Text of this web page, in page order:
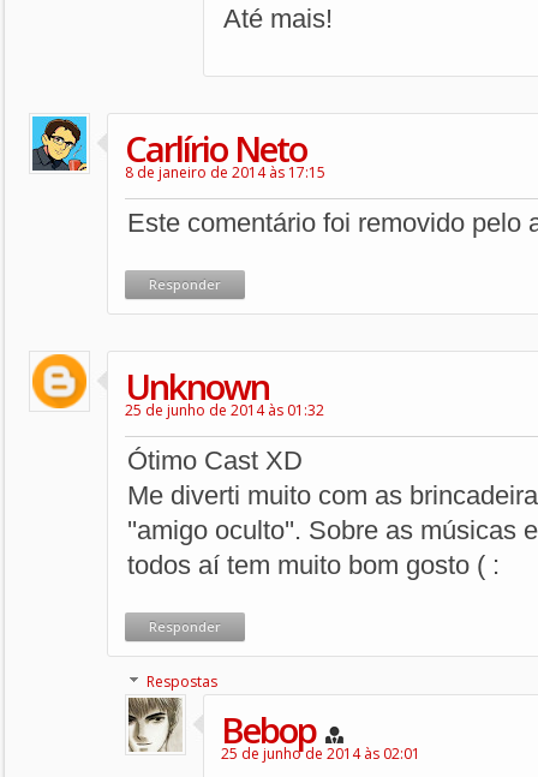
Até mais!
Carlírio Neto
8 de janeiro de 2014 às 17:15
Este comentário foi removido pelo
Responder
Unknown
25 de junho de 2014 às 01:32
Ótimo Cast XD
Me diverti muito com as
''amigo oculto''. Sobre as músicas
todos aí tem muito bom gosto ( :
Responder
Respostas
Bebop
25 de junho de 2014 às 02:01